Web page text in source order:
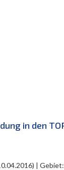
in den
|